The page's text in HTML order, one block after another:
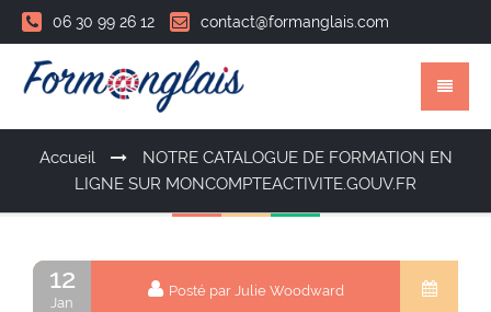
06 30 99 26 12 contact@formanglais.com
Accueil
NOTRE CATALOGUE DE FORMATION EN
LIGNE SUR MONCOMPTEACTIVITE.GOUV.FR
12
Jan
Posté par Julie Woodward